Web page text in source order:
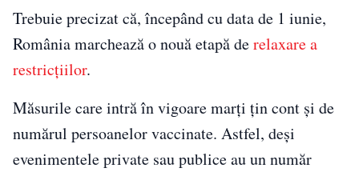
Trebuie precizat că, începând cu data de 1 iunie,
România marchează o nouă etapă derelaxare a
restricțiilor.
Măsurile care intră în vigoare marți țin cont și de
numărul persoanelor vaccinate. Astfel, deși
evenimentele private sau publice au un număr